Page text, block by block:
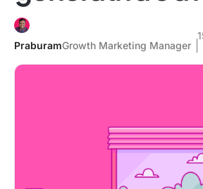
PraburamGrowth Marketing Manager